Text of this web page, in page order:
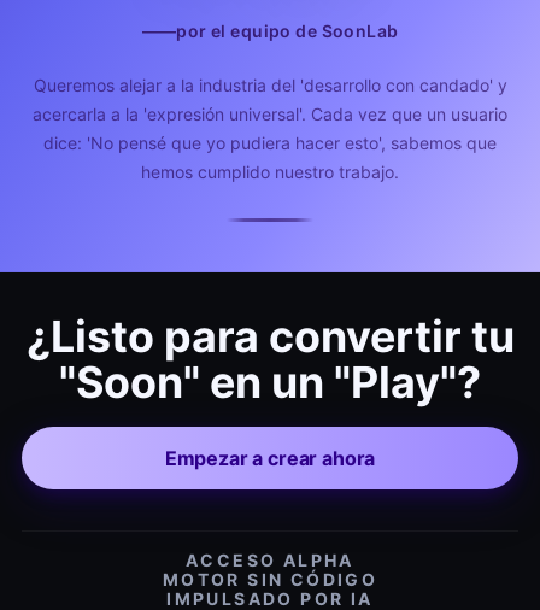
——por el equipo de SoonLab
Queremos alejar a la industria del 'desarrollo con candado' y
acercarla a la 'expresión universal'. Cada vez que un usuario
dice: 'No pensé que yo pudiera hacer esto', sabemos que
hemos cumplido nuestro trabajo.
¿Listo para convertir tu
"Soon" en un "Play"?
Empezar a crear ahora
ACCESO ALPHA
MOTOR SIN CÓDIGO
IMPULSADO POR IA